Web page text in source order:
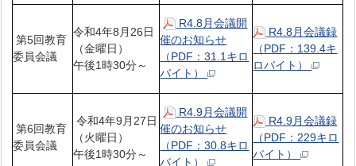
第5回教育
委員会議
令和4年8月26日
（金曜日）
午後1時30分～
R4.8月会議開
催のお知らせ
（PDF：31.1キロ
バイト）
R4.8月会議録
（PDF：139.4キ
ロバイト）
第6回教育
委員会議
令和4年9月27日
（火曜日）
午後1時30分～
R4.9月会議開
催のお知らせ
（PDF：30.8キロ
バイト）
R4.9月会議録
（PDF：229キロ
バイト）